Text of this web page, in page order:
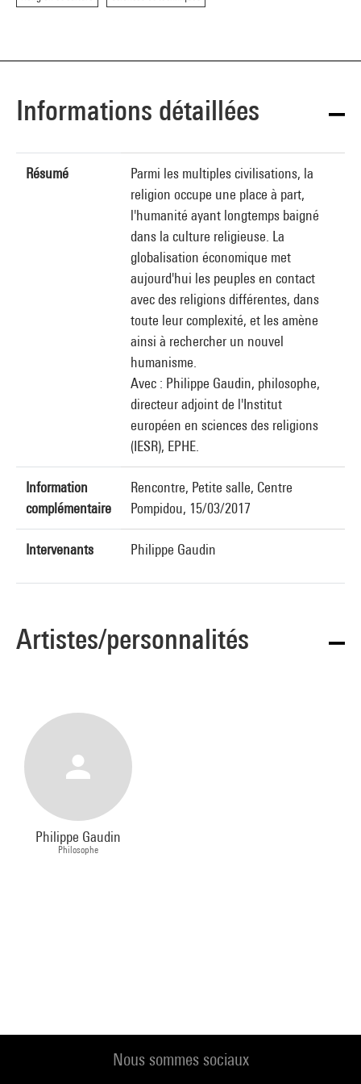
Informations détaillées
Résumé
Parmi les multiples civilisations, la
religion occupe une place à part,
l'humanité ayant longtemps baigné
dans la culture religieuse. La
globalisation économique met
aujourd'hui les peuples en contact
avec des religions différentes, dans
toute leur complexité, et les amène
ainsi à rechercher un nouvel
humanisme.
Avec : Philippe Gaudin, philosophe,
directeur adjoint de l'Institut
européen en sciences des religions
(IESR), EPHE.
Information
complémentaire
Rencontre, Petite salle, Centre
Pompidou, 15/03/2017
Intervenants Philippe Gaudin
Artistes/personnalités
Philippe Gaudin
Philosophe
Nous sommes sociaux